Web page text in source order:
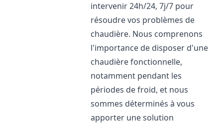
intervenir 24h/24, 7j/7 pour
résoudre vos problèmes de
chaudière. Nous comprenons
l'importance de disposer d'une
chaudière fonctionnelle,
notamment pendant les
périodes de froid, et nous
sommes déterminés à vous
apporter une solution